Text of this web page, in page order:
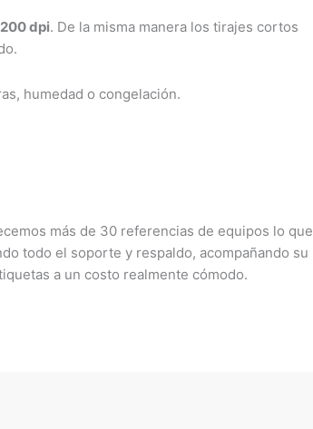
dpi. De la misma manera los tirajes cortos
humedad o congelación.
más de 30 referencias de equipos lo que
todo el soporte y respaldo, acompañando su
a un costo realmente cómodo.